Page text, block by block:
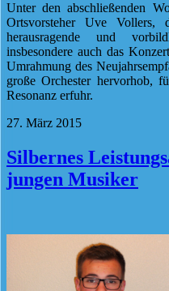
Unter den abschließenden
Ortsvorsteher Uve
herausragende und
insbesondere auch das
Umrahmung des
große Orchester hervorhob,
Resonanz erfuhr.
27. März 2015
Silbernes
jungen Musiker